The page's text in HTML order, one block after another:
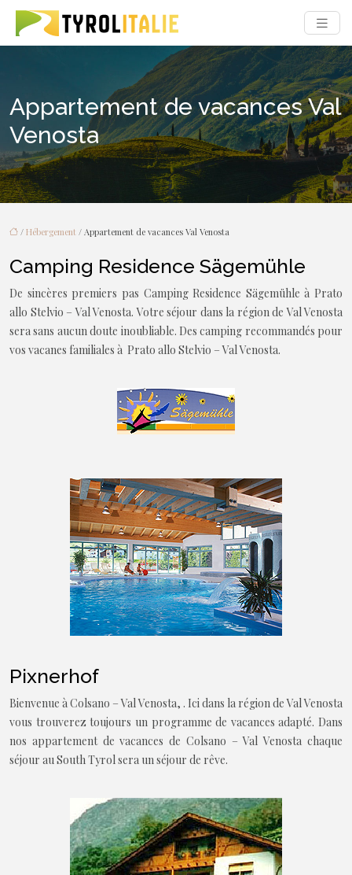
Appartement de vacances Val
Venosta
/ Hébergement / Appartement de vacances Val Venosta
Camping Residence Sägemühle
De sincères premiers pas Camping Residence Sägemühle à Prato
allo Stelvio – Val Venosta. Votre séjour dans la région de Val Venosta
sera sans aucun doute inoubliable. Des camping recommandés pour
vos vacanes familiales à Prato allo Stelvio – Val Venosta.
Pixnerhof
Bienvenue à Colsano – Val Venosta, . Ici dans la région de Val Venosta
vous trouverez toujours un programme de vacances adapté. Dans
nos appartement de vacances de Colsano – Val Venosta chaque
séjour au South Tyrol sera un séjour de rêve.